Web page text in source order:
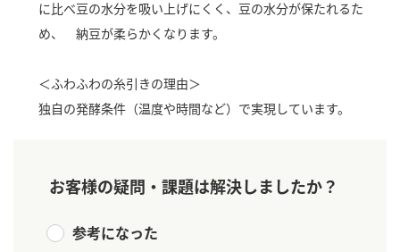
お酢ドリンク
つゆ たれ
ふりかけ
キャンペーン情報
ブランド・スペシャルサイト
ブランド・スペシャルサイト トップ
カンタン酢
国内事業概要
ミツカングループについて
に比べ豆の水分を吸い上げにくく、豆の水分が保たれるた
め、 納豆が柔らかくなります。
＜ふわふわの糸引きの理由＞
独自の発酵条件（温度や時間など）で実現しています。
お客様の疑問・課題は解決しましたか？
参考になった